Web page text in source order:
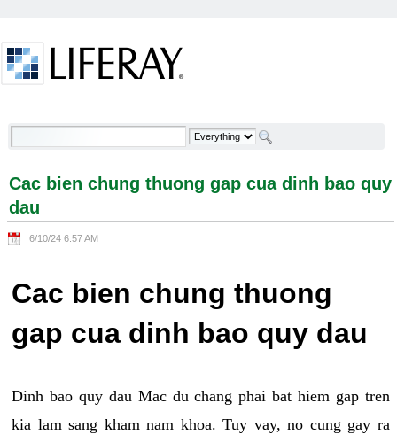
Cac bien chung thuong gap cua dinh bao quy dau -
Cac bien chung thuong gap cua dinh bao quy
dau
6/10/24 6:57 AM
Cac bien chung thuong
gap cua dinh bao quy dau
Dinh bao quy dau Mac du chang phai bat hiem gap tren
kia lam sang kham nam khoa. Tuy vay, no cung gay ra